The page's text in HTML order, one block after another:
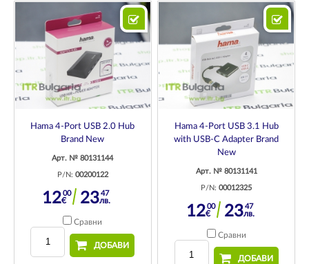
Hama 4-Port USB 2.0 Hub
Brand New
Арт. № 80131144
P/N: 00200122
1200
€ 2347
лв.
Сравни
ДОБАВИ
Hama 4-Port USB 3.1 Hub
with USB-C Adapter Brand
New
Арт. № 80131141
P/N:00012325
1200
€ 2347
лв.
Сравни
ДОБАВИ